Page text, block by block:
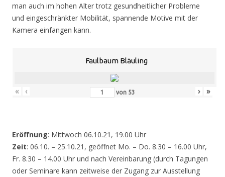
man auch im hohen Alter trotz gesundheitlicher Probleme
und eingeschränkter Mobilität, spannende Motive mit der
Kamera einfangen kann.
Faulbaum Bläuling
« ‹ von 53 › »
Eröffnung: Mittwoch 06.10.21, 19.00 Uhr
Zeit: 06.10. – 25.10.21, geöffnet Mo. – Do. 8.30 – 16.00 Uhr,
Fr. 8.30 – 14.00 Uhr und nach Vereinbarung (durch Tagungen
oder Seminare kann zeitweise der Zugang zur Ausstellung